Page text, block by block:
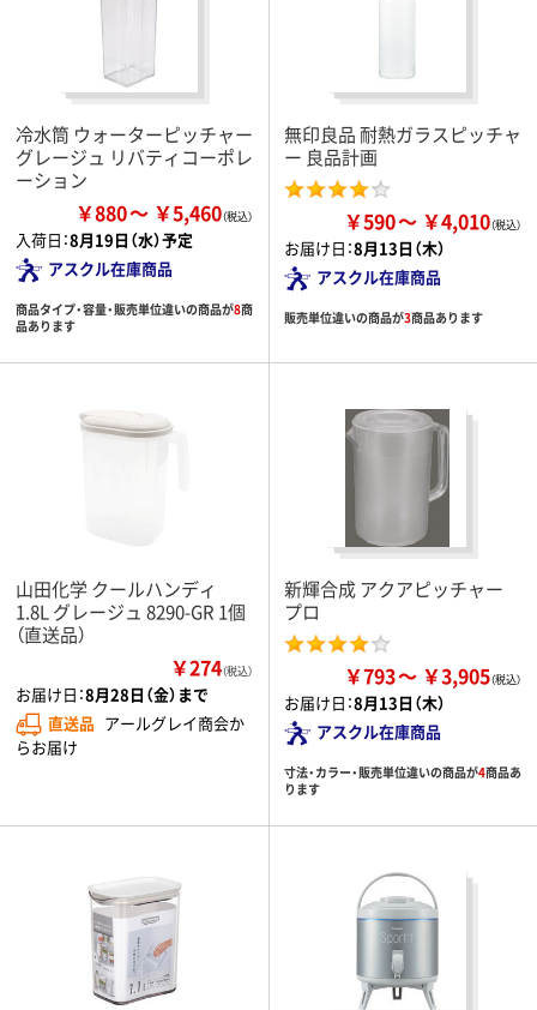
冷水筒 ウォーターピッチャー
グレージュ リバティコーポレ
ーション
￥880 ￥5,460
入荷日：8月19日（水）予定
アスクル在庫商品
商品タイプ・容量・販売単位違いの商品が8商
品あります
無印良品 耐熱ガラスピッチャ
ー 良品計画
￥590 ￥4,010
お届け日：8月13日（木）
アスクル在庫商品
販売単位違いの商品が3商品あります
山田化学 クールハンディ
1.8L グレージュ 8290-GR 1個
（直送品）
￥274（税込）
お届け日：8月28日（金）まで
直送品 アールグレイ商会か
らお届け
新輝合成 アクアピッチャー
プロ
￥793 ￥3,905
お届け日：8月13日（木）
アスクル在庫商品
寸法・カラー・販売単位違いの商品が4商品あ
ります